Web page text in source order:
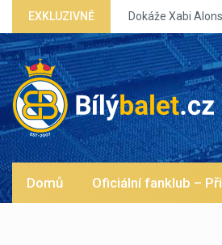
EXKLUZIVNĚDokáže Xabi Alonso zkrotit
Domů Oficiální fanklub –